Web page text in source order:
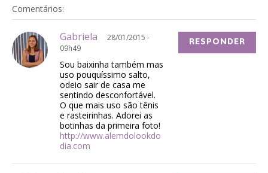
Comentários:
Gabriela
28/01/2015 -
09h49
Sou baixinha também mas
uso pouquíssimo salto,
odeio sair de casa me
sentindo desconfortável.
O que mais uso são tênis
e rasteirinhas. Adorei as
botinhas da primeira foto!
http://www.alemdolookdo
dia.com
RESPONDER